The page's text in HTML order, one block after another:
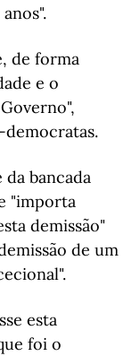
de forma
e o
bancada
"importa
demissão"
de um
esta
foi o